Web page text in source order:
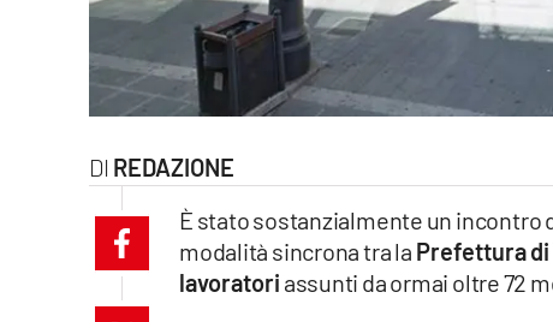
lacitymag.it
cosenzachannel.it
REDAZIONE
È stato sostanzialmente un incontro
modalità sincrona tra la Prefettura di
lavoratori assunti da ormai oltre 72